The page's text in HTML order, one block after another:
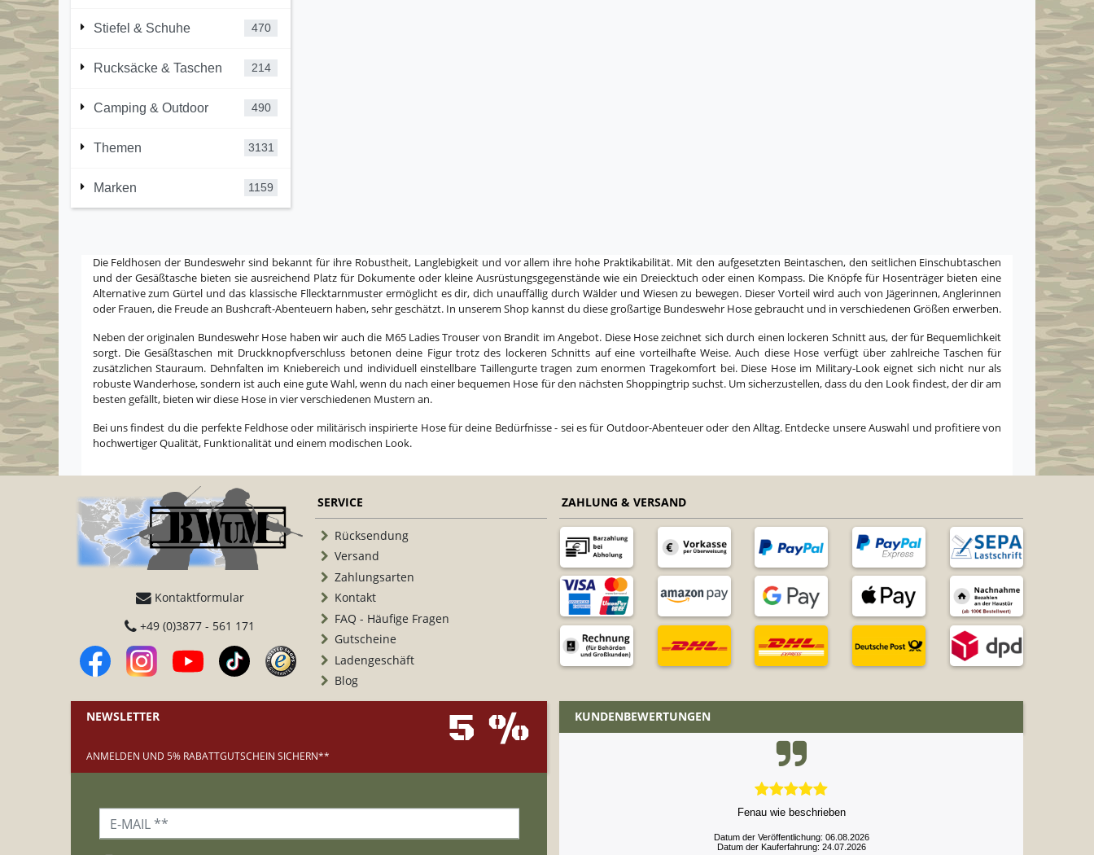
Stiefel & Schuhe 470
Rucksäcke & Taschen 214
Camping & Outdoor 490
Themen 3131
Marken 1159
Die Feldhosen der Bundeswehr sind bekannt für ihre Robustheit, Langlebigkeit und vor allem ihre hohe Praktikabilität. Mit den aufgesetzten Beintaschen, den seitlichen Einschubtaschen
und der Gesäßtasche bieten sie ausreichend Platz für Dokumente oder kleine Ausrüstungsgegenstände wie ein Dreiecktuch oder einen Kompass. Die Knöpfe für Hosenträger bieten eine
Alternative zum Gürtel und das klassische Fllecktarnmuster ermöglicht es dir, dich unauffällig durch Wälder und Wiesen zu bewegen. Dieser Vorteil wird auch von Jägerinnen, Anglerinnen
oder Frauen, die Freude an Bushcraft-Abenteuern haben, sehr geschätzt. In unserem Shop kannst du diese großartige Bundeswehr Hose gebraucht und in verschiedenen Größen erwerben.
Neben der originalen Bundeswehr Hose haben wir auch die M65 Ladies Trouser von Brandit im Angebot. Diese Hose zeichnet sich durch einen lockeren Schnitt aus, der für Bequemlichkeit
sorgt. Die Gesäßtaschen mit Druckknopfverschluss betonen deine Figur trotz des lockeren Schnitts auf eine vorteilhafte Weise. Auch diese Hose verfügt über zahlreiche Taschen für
zusätzlichen Stauraum. Dehnfalten im Kniebereich und individuell einstellbare Taillengurte tragen zum enormen Tragekomfort bei. Diese Hose im Military-Look eignet sich nicht nur als
robuste Wanderhose, sondern ist auch eine gute Wahl, wenn du nach einer bequemen Hose für den nächsten Shoppingtrip suchst. Um sicherzustellen, dass du den Look findest, der dir am
besten gefällt, bieten wir diese Hose in vier verschiedenen Mustern an.
Bei uns findest du die perfekte Feldhose oder militärisch inspirierte Hose für deine Bedürfnisse - sei es für Outdoor-Abenteuer oder den Alltag. Entdecke unsere Auswahl und profitiere von
hochwertiger Qualität, Funktionalität und einem modischen Look.
Kontaktformular
+49 (0)3877 - 561 171
SERVICE
Rücksendung
Versand
Zahlungsarten
Kontakt
FAQ - Häufige Fragen
Gutscheine
Ladengeschäft
Blog
ZAHLUNG & VERSAND
NEWSLETTER 5 %
ANMELDEN UND 5% RABATTGUTSCHEIN SICHERN**
KUNDENBEWERTUNGEN
Fenau wie beschrieben
Datum der Veröffentlichung: 06.08.2026
Datum der Kauferfahrung: 24.07.2026